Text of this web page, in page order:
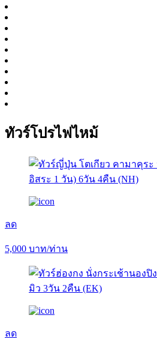
ทัวร์โปรไฟไหม้
ลด
5,000 บาท/ท่าน
ลด